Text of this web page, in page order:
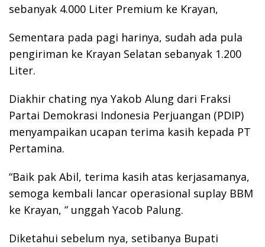
sebanyak 4.000 Liter Premium ke Krayan,
Sementara pada pagi harinya, sudah ada pula
pengiriman ke Krayan Selatan sebanyak 1.200
Liter.
Diakhir chating nya Yakob Alung dari Fraksi
Partai Demokrasi Indonesia Perjuangan (PDIP)
menyampaikan ucapan terima kasih kepada PT
Pertamina.
“Baik pak Abil, terima kasih atas kerjasamanya,
semoga kembali lancar operasional suplay BBM
ke Krayan, ” unggah Yacob Palung.
Diketahui sebelum nya, setibanya Bupati